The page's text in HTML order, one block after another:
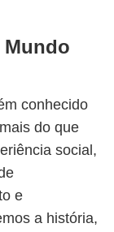
conhecido
do que
social,
e
a história,